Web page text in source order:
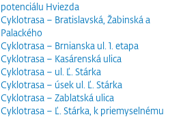
potenciálu Hviezda
Cyklotrasa – Bratislavská, Žabinská a
Palackého
Cyklotrasa – Brnianska ul. 1. etapa
Cyklotrasa – Kasárenská ulica
Cyklotrasa – ul. Ľ. Stárka
Cyklotrasa – úsek ul. Ľ. Stárka
Cyklotrasa – Zablatská ulica
Cyklotrasa – Ľ. Stárka, k priemyselnému